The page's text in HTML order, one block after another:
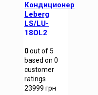
Кондиционер
Leberg
LS/LU-
18OL2
0out of5
based on 0
customer
ratings
23999 грн